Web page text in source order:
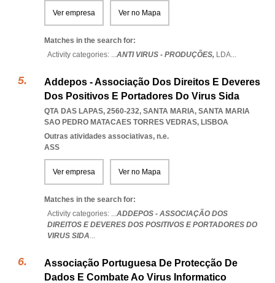
Ver empresa Ver no Mapa
Matches in the search for:
Activity categories: ...ANTI VIRUS - PRODUÇÕES, LDA...
Addepos - Associação Dos Direitos E Deveres
Dos Positivos E Portadores Do Virus Sida
QTA DAS LAPAS, 2560-232, SANTA MARIA, SANTA MARIA
SAO PEDRO MATACAES TORRES VEDRAS, LISBOA
Outras atividades associativas, n.e.
ASS
Ver empresa Ver no Mapa
Matches in the search for:
Activity categories: ...ADDEPOS - ASSOCIAÇÃO DOS
DIREITOS E DEVERES DOS POSITIVOS E PORTADORES DO
VIRUS SIDA...
Associação Portuguesa De Protecção De
Dados E Combate Ao Virus Informatico